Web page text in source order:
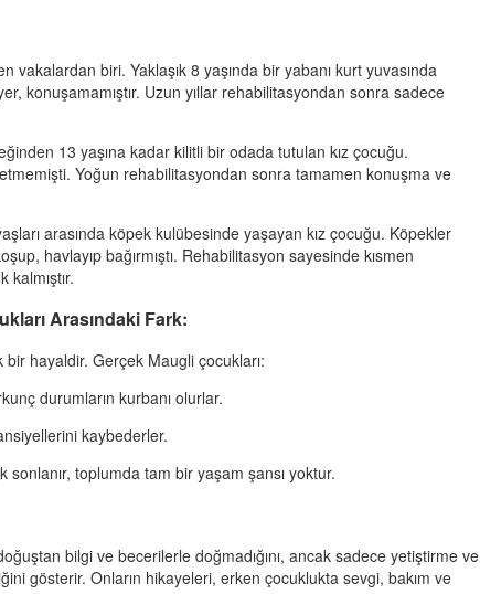
vakalardan biri. Yaklaşık 8 yaşında bir yabanı kurt yuvasında
konuşamamıştır. Uzun yıllar rehabilitasyondan sonra sadece
13 yaşına kadar kilitli bir odada tutulan kız çocuğu.
Yoğun rehabilitasyondan sonra tamamen konuşma ve
arasında köpek kulübesinde yaşayan kız çocuğu. Köpekler
havlayıp bağırmıştı. Rehabilitasyon sayesinde kısmen
Arasındaki Fark:
hayaldir. Gerçek Maugli çocukları:
durumların kurbanı olurlar.
kaybederler.
sonlanır, toplumda tam bir yaşam şansı yoktur.
bilgi ve becerilerle doğmadığını, ancak sadece yetiştirme ve
gösterir. Onların hikayeleri, erken çocuklukta sevgi, bakım ve